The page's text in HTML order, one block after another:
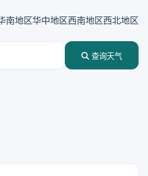
南地区华中地区西南地区西北地区
查询天气